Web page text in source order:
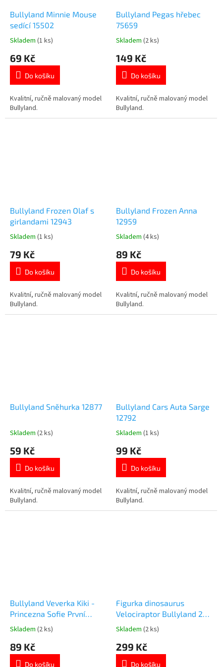
Bullyland Minnie Mouse
sedící 15502
Průměrné
produktu
5,0
5
hvězdiček.
Skladem (1 ks)
69 Kč
Do košíku
Kvalitní, ručně malovaný model
Bullyland.
Bullyland Pegas hřebec
75659
Průměrné
produktu
5,0
5
hvězdiček.
Skladem (2 ks)
149 Kč
Do košíku
Kvalitní, ručně malovaný model
Bullyland.
Bullyland Frozen Olaf s
girlandami 12943
Průměrné
produktu
5,0
5
hvězdiček.
Skladem (1 ks)
79 Kč
Do košíku
Kvalitní, ručně malovaný model
Bullyland.
Bullyland Frozen Anna
12959
Průměrné
produktu
5,0
5
hvězdiček.
Skladem (4 ks)
89 Kč
Do košíku
Kvalitní, ručně malovaný model
Bullyland.
Bullyland Sněhurka 12877
Průměrné
produktu
5,0
5
hvězdiček.
Skladem (2 ks)
59 Kč
Do košíku
Kvalitní, ručně malovaný model
Bullyland.
Bullyland Cars Auta Sarge
12792
Průměrné
produktu
5,0
5
hvězdiček.
Skladem (1 ks)
99 Kč
Do košíku
Kvalitní, ručně malovaný model
Bullyland.
Bullyland Veverka Kiki -
Princezna Sofie První
12933
Průměrné
produktu
Skladem (2 ks)
89 Kč
Do košíku
Figurka dinosaurus
Velociraptor Bullyland 23
cm
Průměrné
produktu
Skladem (2 ks)
299 Kč
Do košíku